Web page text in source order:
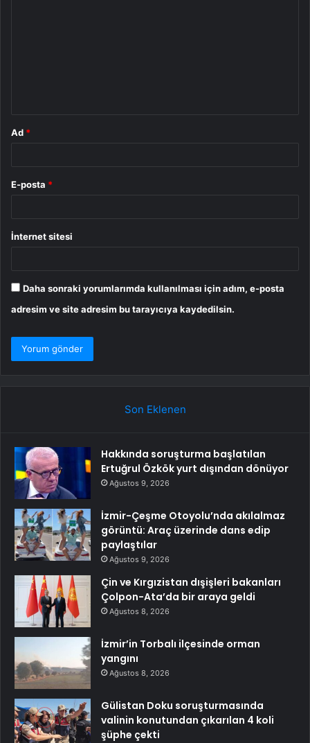
Ad *
E-posta *
İnternet sitesi
Daha sonraki yorumlarımda kullanılması için adım, e-posta
adresim ve site adresim bu tarayıcıya kaydedilsin.
Son Eklenen
Hakkında soruşturma başlatılan
Ertuğrul Özkök yurt dışından dönüyor
Ağustos 9, 2026
İzmir-Çeşme Otoyolu’nda akılalmaz
görüntü: Araç üzerinde dans edip
paylaştılar
Ağustos 9, 2026
Çin ve Kırgızistan dışişleri bakanları
Çolpon-Ata’da bir araya geldi
Ağustos 8, 2026
İzmir’in Torbalı ilçesinde orman
yangını
Ağustos 8, 2026
Gülistan Doku soruşturmasında
valinin konutundan çıkarılan 4 koli
şüphe çekti